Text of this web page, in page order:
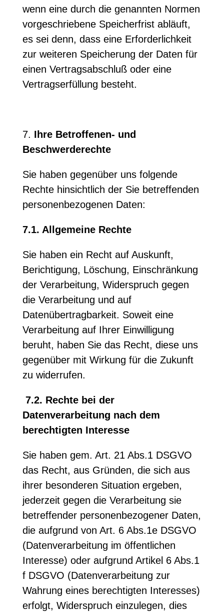
wenn eine durch die genannten Normen
vorgeschriebene Speicherfrist abläuft,
es sei denn, dass eine Erforderlichkeit
zur weiteren Speicherung der Daten für
einen Vertragsabschluß oder eine
Vertragserfüllung besteht.
7. Ihre Betroffenen- und
Beschwerderechte
Sie haben gegenüber uns folgende
Rechte hinsichtlich der Sie betreffenden
personenbezogenen Daten:
7.1. Allgemeine Rechte
Sie haben ein Recht auf Auskunft,
Berichtigung, Löschung, Einschränkung
der Verarbeitung, Widerspruch gegen
die Verarbeitung und auf
Datenübertragbarkeit. Soweit eine
Verarbeitung auf Ihrer Einwilligung
beruht, haben Sie das Recht, diese uns
gegenüber mit Wirkung für die Zukunft
zu widerrufen.
7.2. Rechte bei der
Datenverarbeitung nach dem
berechtigten Interesse
Sie haben gem. Art. 21 Abs.1 DSGVO
das Recht, aus Gründen, die sich aus
ihrer besonderen Situation ergeben,
jederzeit gegen die Verarbeitung sie
betreffender personenbezogener Daten,
die aufgrund von Art. 6 Abs.1e DSGVO
(Datenverarbeitung im öffentlichen
Interesse) oder aufgrund Artikel 6 Abs.1
f DSGVO (Datenverarbeitung zur
Wahrung eines berechtigten Interesses)
erfolgt, Widerspruch einzulegen, dies